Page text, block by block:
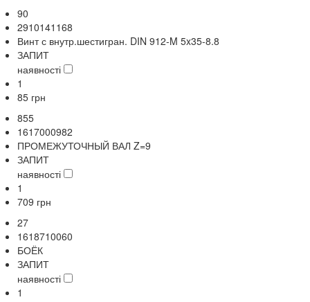
90
2910141168
Винт с внутр.шестигран. DIN 912-M 5x35-8.8
ЗАПИТ
наявності
1
85 грн
855
1617000982
ПРОМЕЖУТОЧНЫЙ ВАЛ Z=9
ЗАПИТ
наявності
1
709 грн
27
1618710060
БОЁК
ЗАПИТ
наявності
1